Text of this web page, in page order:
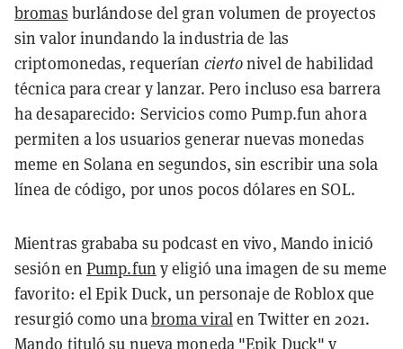
bromas burlándose del gran volumen de proyectos
sin valor inundando la industria de las
criptomonedas, requerían ciertonivel de habilidad
técnica para crear y lanzar. Pero incluso esa barrera
ha desaparecido: Servicios como Pump.fun ahora
permiten a los usuarios generar nuevas monedas
meme en Solana en segundos, sin escribir una sola
línea de código, por unos pocos dólares en SOL.
Mientras grababa su podcast en vivo, Mando inició
sesión en Pump.fun y eligió una imagen de su meme
favorito: el Epik Duck, un personaje de Roblox que
resurgió como unabroma viralen Twitter en 2021.
Mando tituló su nueva moneda "Epik Duck" y